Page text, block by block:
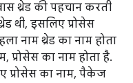
थ्रेड की पहचान करती
थी, इसलिए प्रोसेस
नाम थ्रेड का नाम होता
का नाम होता है.
प्रोसेस का नाम, पैकेज